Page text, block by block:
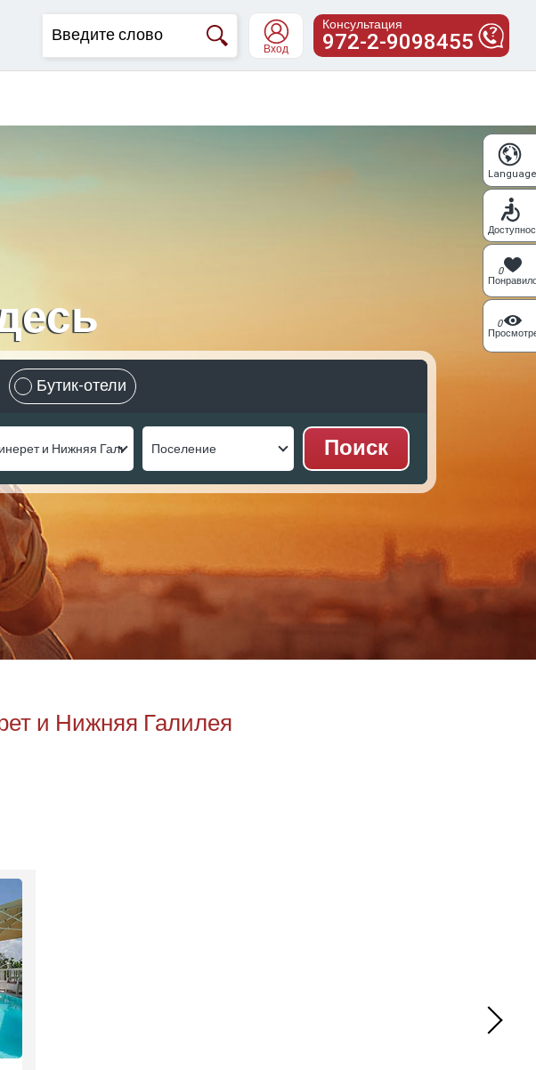
Вход 972-2-9098455
Консультация
Бутик-отели
и Нижняя Галилея
Language
0
0